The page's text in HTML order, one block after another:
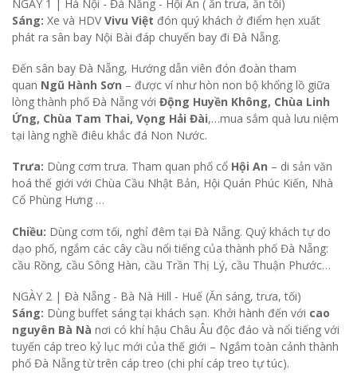
NGÀY 1 | Hà Nội - Đà Nẵng - Hội An ( ăn trưa, ăn tối)
Sáng: Xe và HDVVivu Việt đón quý khách ở điểm hẹn xuất
phát ra sân bay Nội Bài đáp chuyến bay đi Đà Nẵng.
Đến sân bay Đà Nẵng, Hướng dẫn viên đón đoàn tham
quan Ngũ Hành Sơn – được ví như hòn non bộ khổng lồ giữa
lòng thành phố Đà Nẵng với Động Huyền Không, Chùa Linh
Ứng, Chùa Tam Thai, Vọng Hải Đài,…mua sắm quà lưu niệm
tại làng nghề điêu khắc đá Non Nước.
Trưa: Dùng cơm trưa. Tham quan phố cổ Hội An – di sản văn
hoá thế giới với Chùa Cầu Nhật Bản, Hội Quán Phúc Kiến, Nhà
Cổ Phùng Hưng …
Chiều: Dùng cơm tối, nghỉ đêm tại Đà Nẵng. Quý khách tự do
dạo phố, ngắm các cây cầu nổi tiếng của thành phố Đà Nẵng:
cầu Rồng, cầu Sông Hàn, cầu Trần Thị Lý, cầu Thuận Phước…
NGÀY 2 | Đà Nẵng - Bà Nà Hill - Huế (Ăn sáng, trưa, tối)
Sáng: Dùng buffet sáng tại khách sạn. Khởi hành đến với cao
nguyên Bà Nà nơi có khí hậu Châu Âu độc đáo và nổi tiếng với
tuyến cáp treo kỷ lục mới của thế giới – Ngắm toàn cảnh thành
phố Đà Nẵng từ trên cáp treo (chi phí cáp treo tự túc).